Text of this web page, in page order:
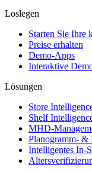
Loslegen
Starten Sie Ihre
Preise erhalten
Demo-Apps
Interaktive
Lösungen
Store
Shelf
MHD-
Planogramm- &
Intelligentes In-